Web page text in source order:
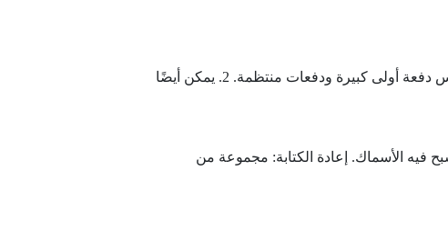
يمكن رهن الفيلا في البنك العقاري باستخدام بعض الإجراءات التالية: 1. يمكن إنشاء رهن على الفيلا على أساس دفعة أولى كبيرة ودفعات منتظمة. 2. يمكن أيضًا
فيه الأسماك. إعادة الكتابة: مجموعة من